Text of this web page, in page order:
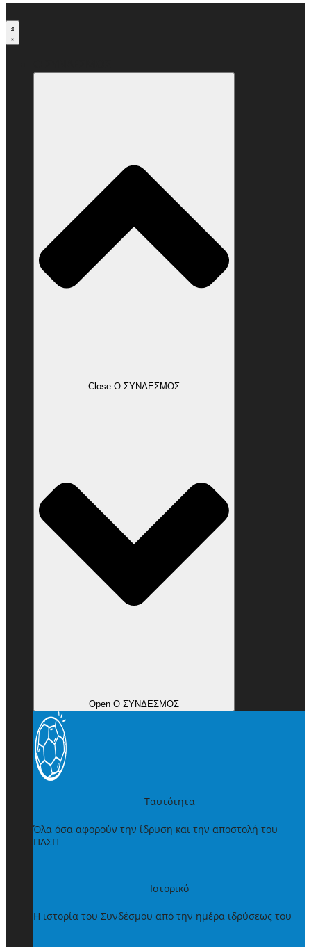
στο
περιεχόμενο
Close Ο ΣΥΝΔΕΣΜΟΣ
Open Ο ΣΥΝΔΕΣΜΟΣ
Ταυτότητα
Όλα όσα αφορούν την ίδρυση και την αποστολή του
ΠΑΣΠ
Ιστορικό
Η ιστορία του Συνδέσμου από την ημέρα ιδρύσεως του